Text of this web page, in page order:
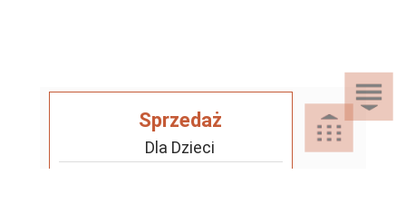
Sprzedaż
Dla Dzieci